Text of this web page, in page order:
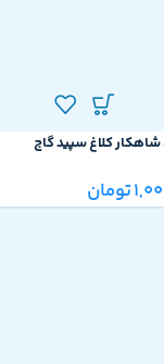
کلاغ سپید گاج
تومان